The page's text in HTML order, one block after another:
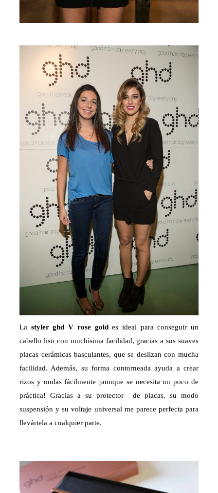
La styler ghd V rose goldes ideal para conseguir un
cabello liso con muchísima facilidad, gracias a sus suaves
placas cerámicas basculantes, que se deslizan con mucha
facilidad. Además, su forma contorneada ayuda a crear
rizos y ondas fácilmente ¡aunque se necesita un poco de
práctica! Gracias a su protector de placas, su modo
suspensión y su voltaje universal me parece perfecta para
llevártela a cualquier parte.